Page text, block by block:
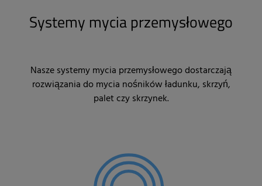
Systemy mycia przemysłowego
Nasze systemy mycia przemysłowego dostarczają
rozwiązania do mycia nośników ładunku, skrzyń,
palet czy skrzynek.